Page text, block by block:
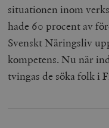
situationen inom
hade 60 procent av
Svenskt Näringsliv
kompetens. Nu när
tvingas de söka folk i